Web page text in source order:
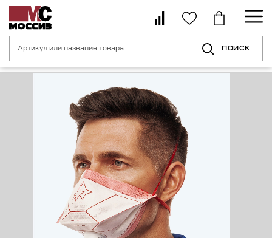
ПОИСК
Главная страница Средства индивидуальной защиты